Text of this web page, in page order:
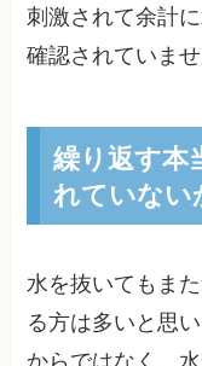
刺激されて余計
確認されていませ
繰り返す本
れていない
水を抜いてもま
る方は多いと思
からではなく、